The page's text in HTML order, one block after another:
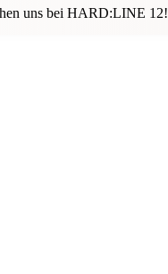
uns bei HARD:LINE 12!